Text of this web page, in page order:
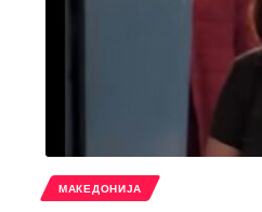
МАКЕДОНИЈА